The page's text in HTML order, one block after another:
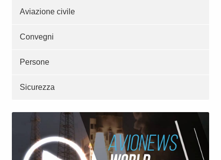
Aviazione civile
Convegni
Persone
Sicurezza